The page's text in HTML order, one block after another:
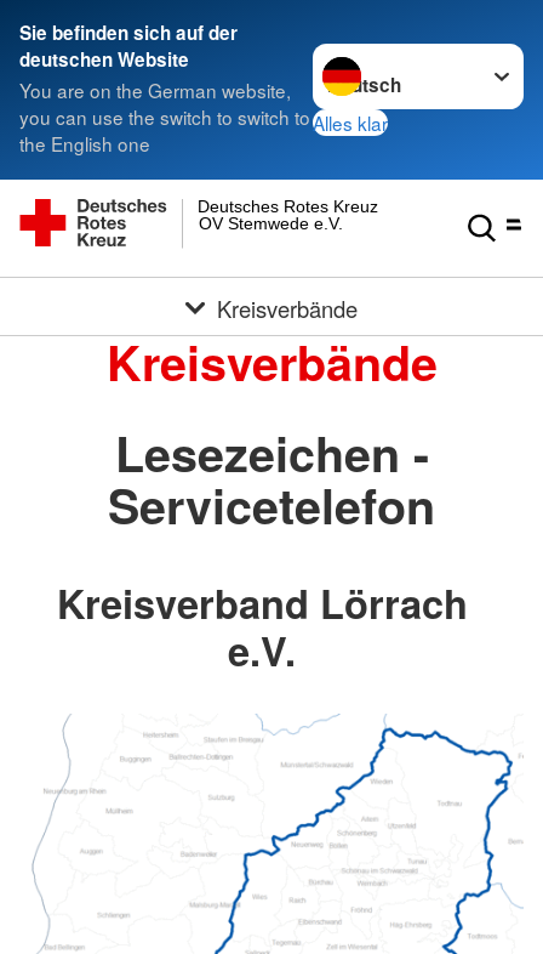
Sie befinden sich auf der
deutschen Website
You are on the German website,
you can use the switch to switch to
the English one
Sprache wechseln zu
Alles klar
OV Stemwede e.V.
Deutsches Rotes Kreuz
Kreisverbände
Kreisverbände
Lesezeichen -
Servicetelefon
Kreisverband Lörrach
e.V.